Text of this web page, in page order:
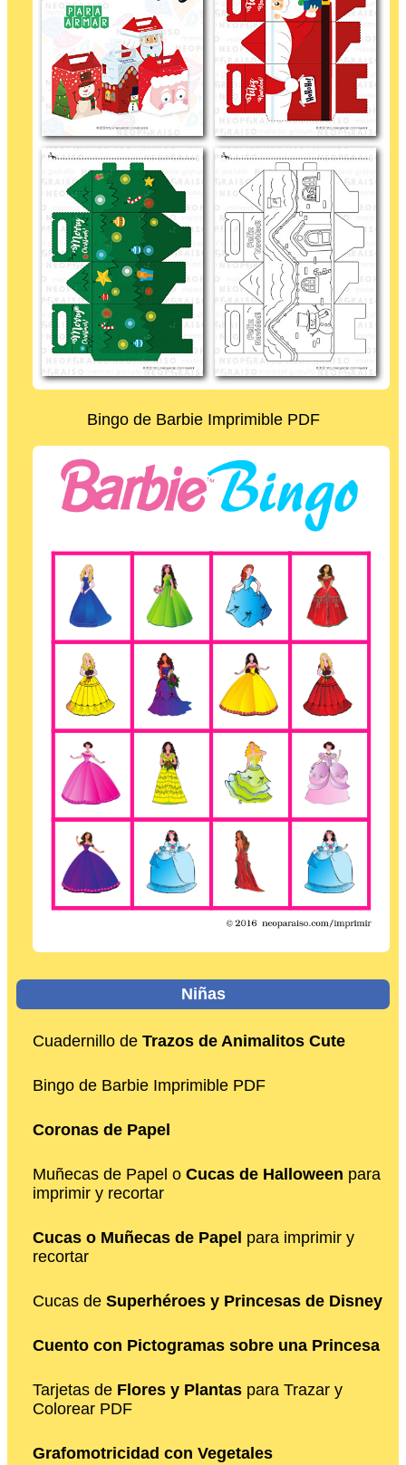
Bingo de Barbie Imprimible PDF
Niñas
Cuadernillo de Trazos de Animalitos Cute
Bingo de Barbie Imprimible PDF
Coronas de Papel
Muñecas de Papel o Cucas de Halloween para
imprimir y recortar
Cucas o Muñecas de Papel para imprimir y
recortar
Cucas de Superhéroes y Princesas de Disney
Cuento con Pictogramas sobre una Princesa
Tarjetas de Flores y Plantas para Trazar y
Colorear PDF
Grafomotricidad con Vegetales